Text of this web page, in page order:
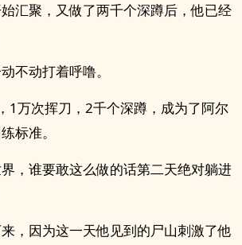
汇聚，又做了两千个深蹲后，他已经
不动打着呼噜。
1万次挥刀，2千个深蹲，成为了阿尔
标准。
，谁要敢这么做的话第二天绝对躺进
，因为这一天他见到的尸山刺激了他